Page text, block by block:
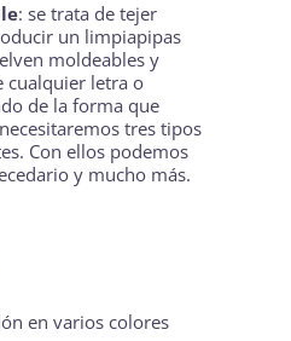
: se trata de tejer
un limpiapipas
moldeables y
cualquier letra o
de la forma que
tres tipos
Con ellos podemos
y mucho más.
en varios colores